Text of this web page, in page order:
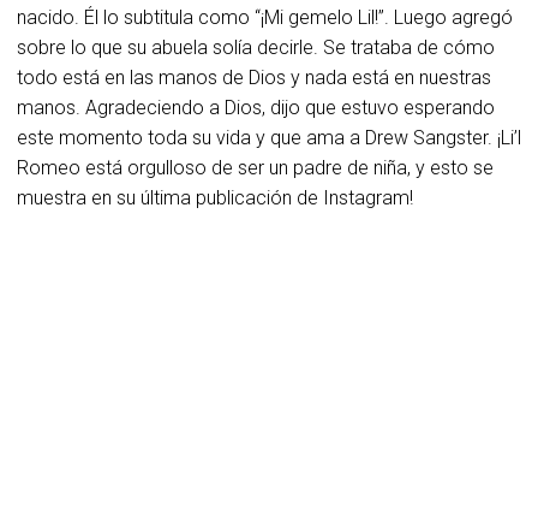
nacido. Él lo subtitula como “¡Mi gemelo Lil!”. Luego agregó
sobre lo que su abuela solía decirle. Se trataba de cómo
todo está en las manos de Dios y nada está en nuestras
manos. Agradeciendo a Dios, dijo que estuvo esperando
este momento toda su vida y que ama a Drew Sangster. ¡Li’l
Romeo está orgulloso de ser un padre de niña, y esto se
muestra en su última publicación de Instagram!